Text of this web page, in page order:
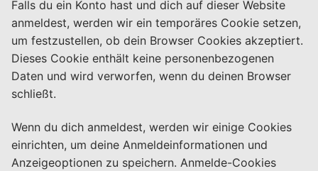
Falls du ein Konto hast und dich auf dieser Website
anmeldest, werden wir ein temporäres Cookie setzen,
um festzustellen, ob dein Browser Cookies akzeptiert.
Dieses Cookie enthält keine personenbezogenen
Daten und wird verworfen, wenn du deinen Browser
schließt.
Wenn du dich anmeldest, werden wir einige Cookies
einrichten, um deine Anmeldeinformationen und
Anzeigeoptionen zu speichern. Anmelde-Cookies